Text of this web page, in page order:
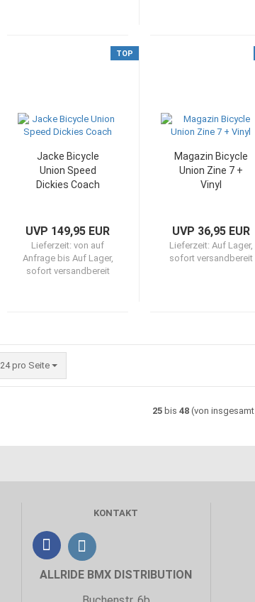
TOP
Jacke Bicycle
Union Speed
Dickies Coach
UVP 149,95 EUR
Lieferzeit: von auf
Anfrage bis Auf Lager,
sofort versandbereit
Magazin Bicycle
Union Zine 7 +
Vinyl
UVP 36,95 EUR
Lieferzeit: Auf Lager,
sofort versandbereit
24 pro Seite
pro Seite
25 bis 48 (von insgesamt
KONTAKT
ALLRIDE BMX DISTRIBUTION